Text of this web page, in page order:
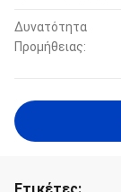
Δυνατότητα
Προμήθειας: